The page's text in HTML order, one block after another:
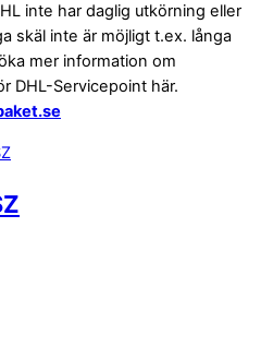
inte har daglig utkörning eller
skäl inte är möjligt t.ex. långa
mer information om
DHL-Servicepoint här.